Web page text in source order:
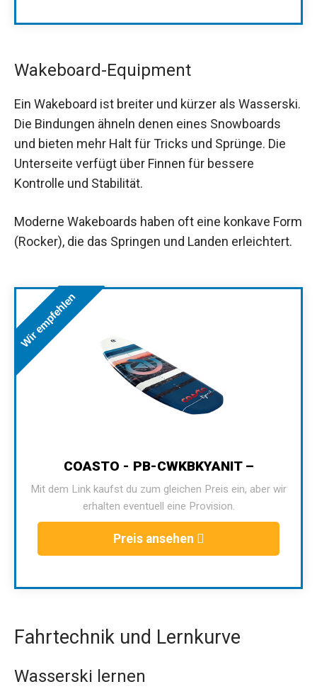
Wakeboard-Equipment
Ein Wakeboard ist breiter und kürzer als Wasserski.
Die Bindungen ähneln denen eines Snowboards
und bieten mehr Halt für Tricks und Sprünge. Die
Unterseite verfügt über Finnen für bessere
Kontrolle und Stabilität.
Moderne Wakeboards haben oft eine konkave Form
(Rocker), die das Springen und Landen erleichtert.
Wir empfehlen
COASTO - PB-CWKBKYANIT –
Mit dem Link kaufst du zum gleichen Preis ein, aber wir
erhalten eventuell eine Provision.
Preis ansehen
Fahrtechnik und Lernkurve
Wasserski lernen